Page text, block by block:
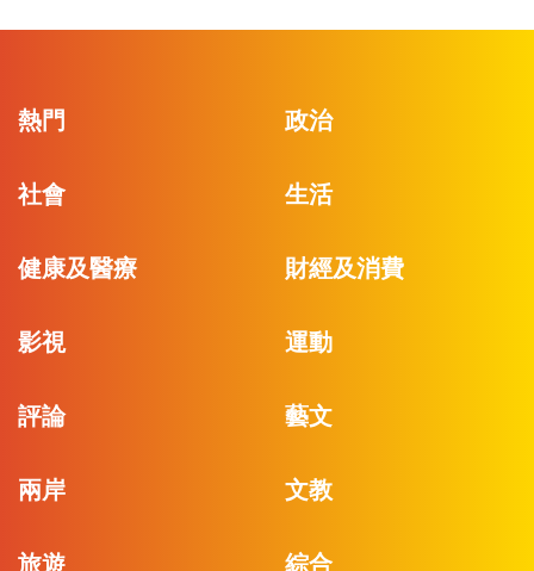
熱門 政治
社會 生活
健康及醫療 財經及消費
影視 運動
評論 藝文
兩岸 文教
旅遊 綜合